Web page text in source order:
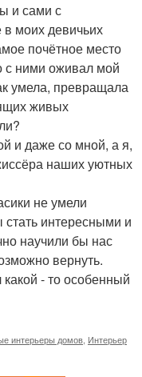
и сами с
моих девичьих
почётное место
с ними оживал мой
умела, превращала
живых
и даже со мной, а я,
наших уютных
не умели
интересными и
научили бы нас
вернуть.
- то особенный
интерьеры домов Интерьер